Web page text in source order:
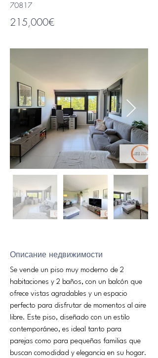
70817
215,000€
Описание недвижимости
Se vende un piso muy moderno de 2
habitaciones y 2 baños, con un balcón que
ofrece vistas agradables y un espacio
perfecto para disfrutar de momentos al aire
libre. Este piso, diseñado con un estilo
contemporáneo, es ideal tanto para
parejas como para pequeñas familias que
buscan comodidad y elegancia en su hogar.